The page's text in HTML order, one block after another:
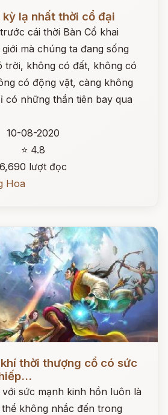
lạ nhất thời cổ đại
cái thời Bàn Cổ khai
mà chúng ta đang sống
trời, không có đất, không có
có động vật, càng không
có những thần tiên bay qua
10-08-2020
⭐ 4.8
6,690 lượt đọc
Hoa
thời thượng cổ có sức
sức mạnh kinh hồn luôn là
không nhắc đến trong